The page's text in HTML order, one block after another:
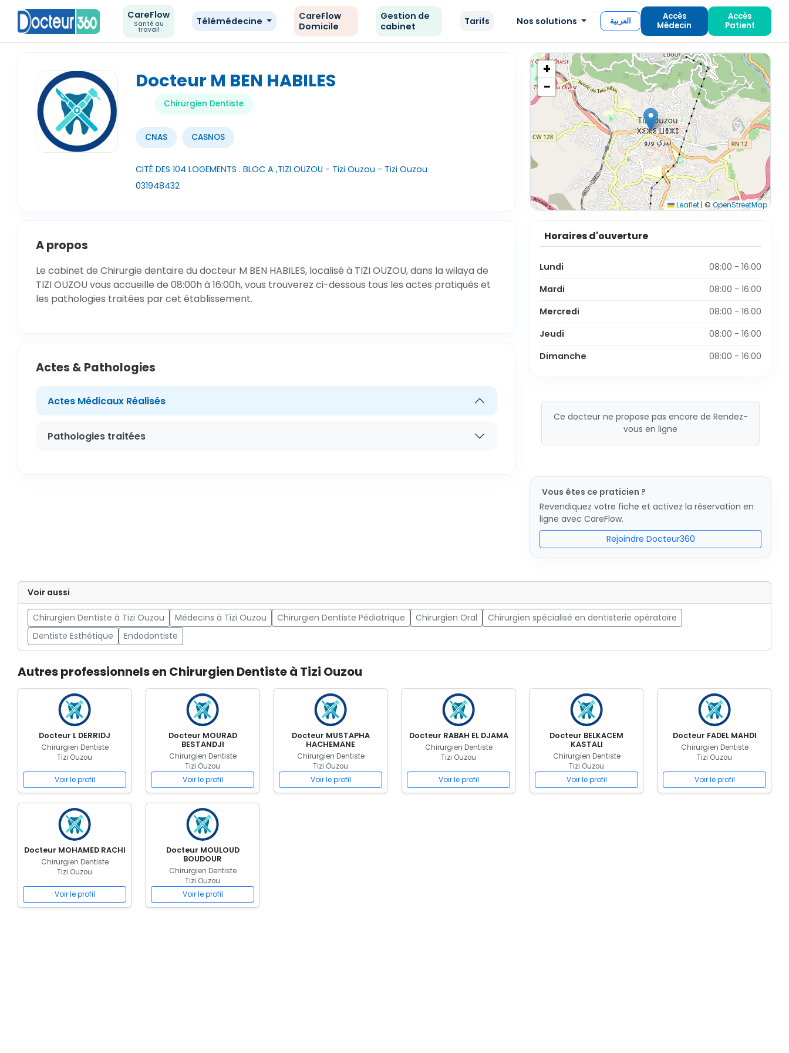
CareFlow
Santé au
travail
Télémédecine
CareFlow
Domicile
Gestion de
cabinet
Tarifs Nos solutions العربية
Accès
Médecin
Accès
Patient
Docteur M BEN HABILES
Chirurgien Dentiste
CNAS CASNOS
CITÉ DES 104 LOGEMENTS . BLOC A ,TIZI OUZOU - Tizi Ouzou - Tizi Ouzou
031948432
+
−
Leaflet | © OpenStreetMap
A propos
Le cabinet de Chirurgie dentaire du docteur M BEN HABILES, localisé à TIZI OUZOU, dans la wilaya de
TIZI OUZOU vous accueille de 08:00h à 16:00h, vous trouverez ci-dessous tous les actes pratiqués et
les pathologies traitées par cet établissement.
Actes & Pathologies
Actes Médicaux Réalisés
Pathologies traitées
Horaires d'ouverture
Lundi
08:00 - 16:00
Mardi
08:00 - 16:00
Mercredi
08:00 - 16:00
Jeudi
08:00 - 16:00
Dimanche
08:00 - 16:00
Ce docteur ne propose pas encore de Rendez-
vous en ligne
Vous êtes ce praticien ?
Revendiquez votre fiche et activez la réservation en
ligne avec CareFlow.
Rejoindre Docteur360
Voir aussi
Chirurgien Dentiste à Tizi Ouzou Médecins à Tizi Ouzou Chirurgien Dentiste Pédiatrique Chirurgien Oral
Chirurgien spécialisé en dentisterie opératoire
Dentiste Esthétique
Endodontiste
Autres professionnels en Chirurgien Dentiste à Tizi Ouzou
Docteur L DERRIDJ
Chirurgien Dentiste
Tizi Ouzou
Voir le profil
Docteur MOURAD
BESTANDJI
Chirurgien Dentiste
Tizi Ouzou
Voir le profil
Docteur MUSTAPHA
HACHEMANE
Chirurgien Dentiste
Tizi Ouzou
Voir le profil
Docteur RABAH EL DJAMA
Chirurgien Dentiste
Tizi Ouzou
Voir le profil
Docteur BELKACEM
KASTALI
Chirurgien Dentiste
Tizi Ouzou
Voir le profil
Docteur FADEL MAHDI
Chirurgien Dentiste
Tizi Ouzou
Voir le profil
Docteur MOHAMED RACHI
Chirurgien Dentiste
Tizi Ouzou
Voir le profil
Docteur MOULOUD
BOUDOUR
Chirurgien Dentiste
Tizi Ouzou
Voir le profil